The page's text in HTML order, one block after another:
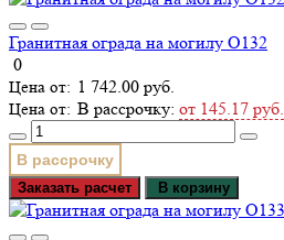
Гранитная ограда на могилу О132
0
1 742.00 руб.
В рассрочку: от 145.17 руб.
В рассрочку
Заказать расчет В корзину